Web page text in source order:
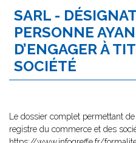
SARL -
PERSONNE
D’ENGAGER À
SOCIÉTÉ
Le dossier complet permettant
registre du commerce et des